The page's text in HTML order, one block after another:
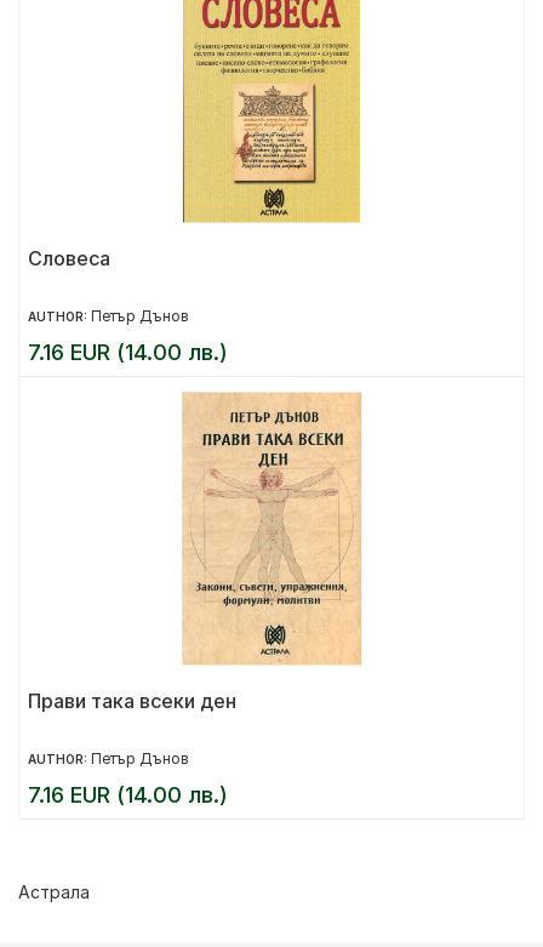
Словеса
AUTHOR: Петър Дънов
7.16 EUR (14.00 лв.)
Прави така всеки ден
AUTHOR: Петър Дънов
7.16 EUR (14.00 лв.)
Астрала